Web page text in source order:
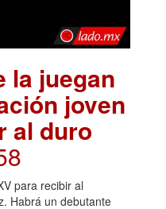
la juegan
joven
al duro
para recibir al
Habrá un debutante